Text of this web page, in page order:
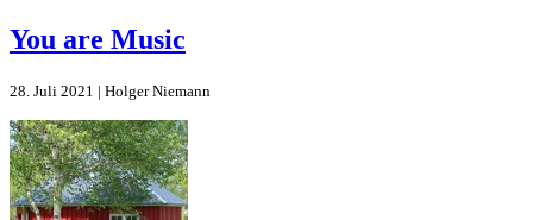
You are Music
28. Juli 2021 | Holger Niemann